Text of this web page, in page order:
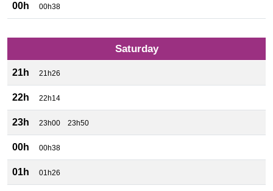
00h 00h38
Saturday
21h 21h26
22h 22h14
23h 23h00 23h50
00h 00h38
01h 01h26